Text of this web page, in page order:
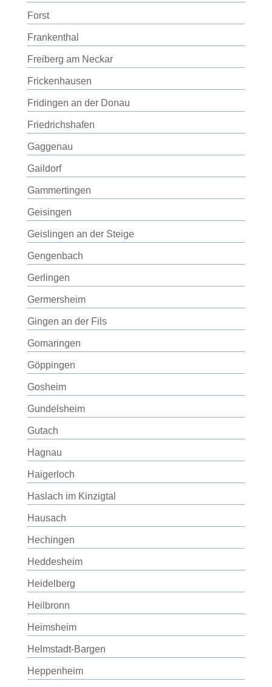
Forst
Frankenthal
Freiberg am Neckar
Frickenhausen
Fridingen an der Donau
Friedrichshafen
Gaggenau
Gaildorf
Gammertingen
Geisingen
Geislingen an der Steige
Gengenbach
Gerlingen
Germersheim
Gingen an der Fils
Gomaringen
Göppingen
Gosheim
Gundelsheim
Gutach
Hagnau
Haigerloch
Haslach im Kinzigtal
Hausach
Hechingen
Heddesheim
Heidelberg
Heilbronn
Heimsheim
Helmstadt-Bargen
Heppenheim